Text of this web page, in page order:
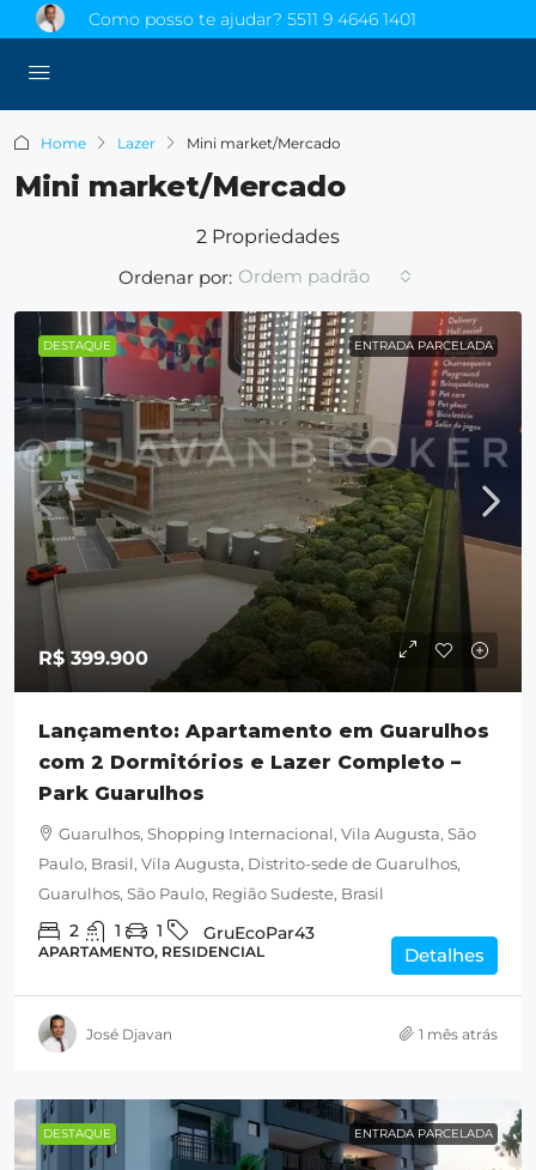
Como posso te ajudar? 5511 9 4646 1401
Home Lazer Mini market/Mercado
Mini market/Mercado
2 Propriedades
Ordenar por: Ordem padrão
DESTAQUE ENTRADA PARCELADA
R$ 399.900
Lançamento: Apartamento em Guarulhos
com 2 Dormitórios e Lazer Completo –
Park Guarulhos
Guarulhos, Shopping Internacional, Vila Augusta, São
Paulo, Brasil, Vila Augusta, Distrito-sede de Guarulhos,
Guarulhos, São Paulo, Região Sudeste, Brasil
2 1 1 GruEcoPar43
APARTAMENTO, RESIDENCIAL Detalhes
José Djavan 1 mês atrás
DESTAQUE ENTRADA PARCELADA